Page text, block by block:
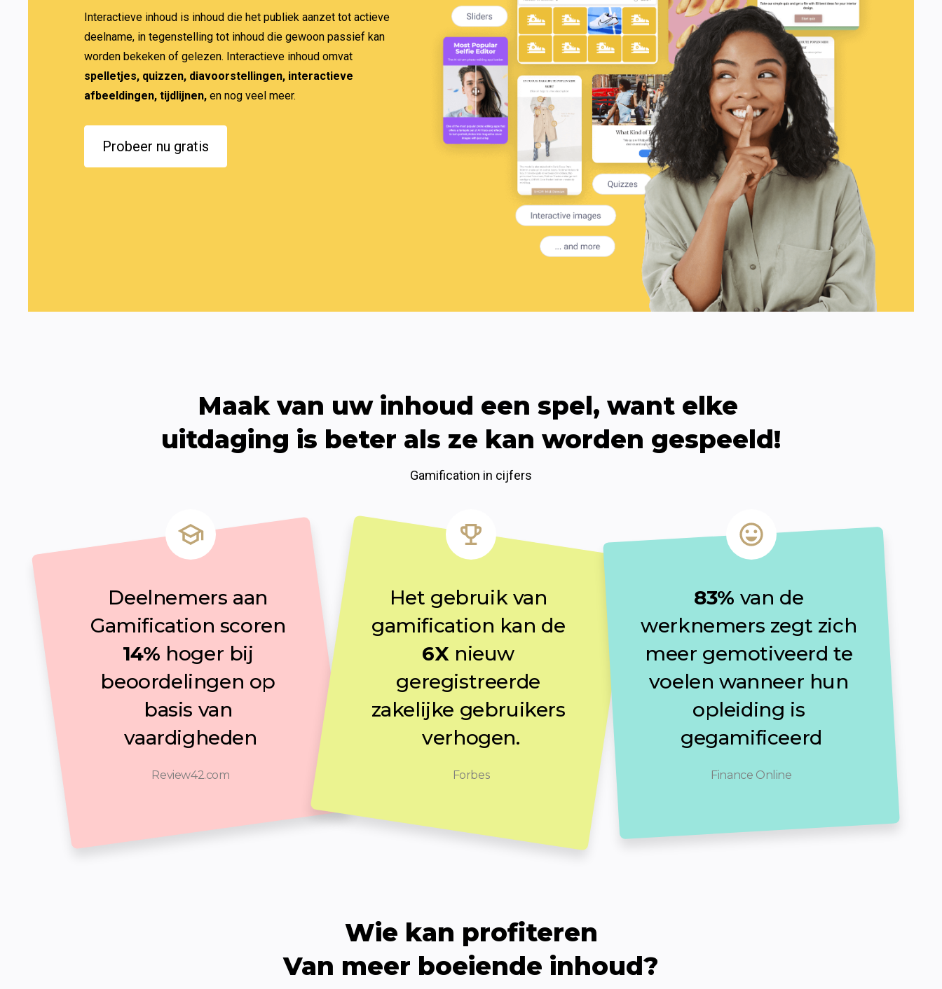
Interactieve inhoud is inhoud die het publiek aanzet tot actieve
deelname, in tegenstelling tot inhoud die gewoon passief kan
spelletjes, quizzen, diavoorstellingen, interactieve
afbeeldingen, tijdlijnen, en nog veel meer.
Probeer nu gratis
Maak van uw inhoud een spel, want elke
uitdaging is beter als ze kan worden gespeeld!
Gamification in cijfers
Deelnemers aan
14% hoger bij
beoordelingen op
basis van
vaardigheden
Review42.com
Het gebruik van
6X nieuw
geregistreerde
zakelijke gebruikers
verhogen.
Forbes
83% van de
werknemers zegt zich
meer gemotiveerd te
voelen wanneer hun
opleiding is
gegamificeerd
Finance Online
Wie kan profiteren
Van meer boeiende inhoud?